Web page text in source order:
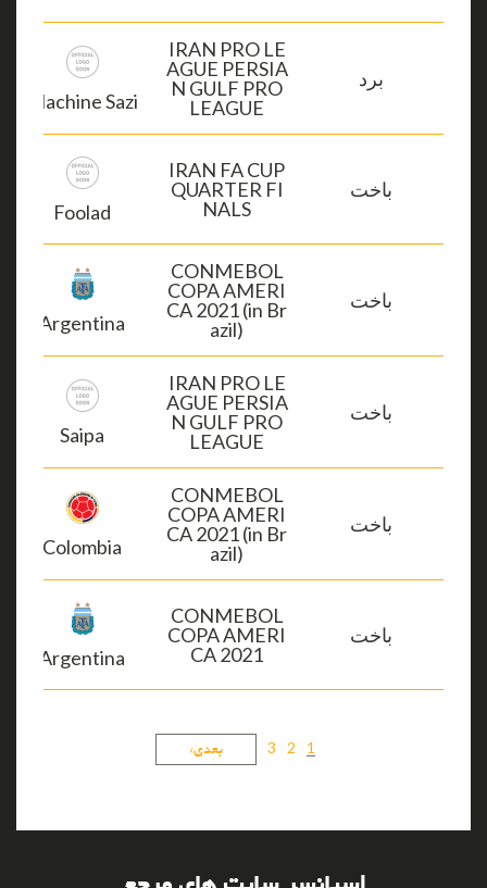
برد
IRAN PRO LE
AGUE PERSIA
N GULF PRO
LEAGUE
Machine Sazi
باخت
IRAN FA CUP
QUARTER FI
NALS
Foolad
باخت
CONMEBOL
COPA AMERI
CA 2021 (in Br
azil)
Argentina
باخت
IRAN PRO LE
AGUE PERSIA
N GULF PRO
LEAGUE
Saipa
باخت
CONMEBOL
COPA AMERI
CA 2021 (in Br
azil)
Colombia
باخت
CONMEBOL
COPA AMERI
CA 2021
Argentina
صفحه1 صفحه
2 صفحه
3
صفحه
بعدی
بعدی›